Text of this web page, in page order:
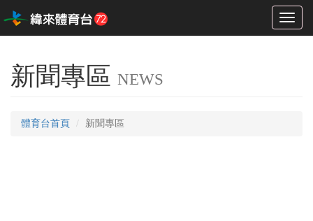
Toggle
新聞專區 NEWS
體育台首頁 新聞專區